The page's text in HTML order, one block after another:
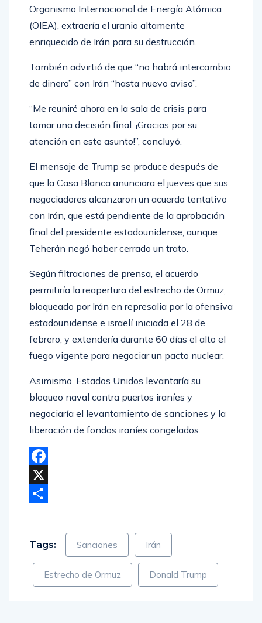
Organismo Internacional de Energía Atómica
(OIEA), extraería el uranio altamente
enriquecido de Irán para su destrucción.
También advirtió de que “no habrá intercambio
de dinero” con Irán “hasta nuevo aviso”.
“Me reuniré ahora en la sala de crisis para
tomar una decisión final. ¡Gracias por su
atención en este asunto!”, concluyó.
El mensaje de Trump se produce después de
que la Casa Blanca anunciara el jueves que sus
negociadores alcanzaron un acuerdo tentativo
con Irán, que está pendiente de la aprobación
final del presidente estadounidense, aunque
Teherán negó haber cerrado un trato.
Según filtraciones de prensa, el acuerdo
permitiría la reapertura del estrecho de Ormuz,
bloqueado por Irán en represalia por la ofensiva
estadounidense e israelí iniciada el 28 de
febrero, y extendería durante 60 días el alto el
fuego vigente para negociar un pacto nuclear.
Asimismo, Estados Unidos levantaría su
bloqueo naval contra puertos iraníes y
negociaría el levantamiento de sanciones y la
liberación de fondos iraníes congelados.
Facebook
X
Tags: Sanciones Irán
Estrecho de Ormuz Donald Trump